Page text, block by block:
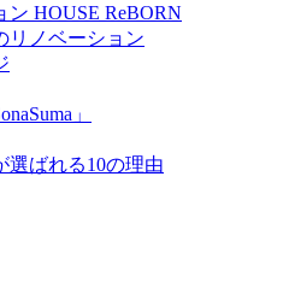
HOUSE ReBORN
リノベーション
」
選ばれる10の理由